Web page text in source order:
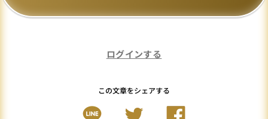
ログインする
この文章をシェアする